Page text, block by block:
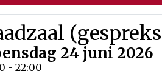
24 juni 2026
- 22:00